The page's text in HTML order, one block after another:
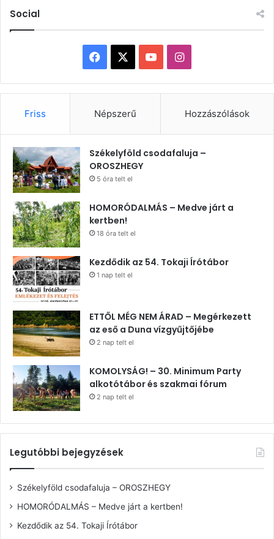
Social
Facebook YouTubeInstagram
Friss Népszerű Hozzászólások
Székelyföld csodafaluja –
OROSZHEGY
5 óra telt el
HOMORÓDALMÁS – Medve járt a
kertben!
18 óra telt el
Kezdődik az 54. Tokaji Írótábor
1 nap telt el
ETTŐL MÉG NEM ÁRAD – Megérkezett
az eső a Duna vízgyűjtőjébe
2 nap telt el
KOMOLYSÁG! – 30. Minimum Party
alkotótábor és szakmai fórum
2 nap telt el
Legutóbbi bejegyzések
Székelyföld csodafaluja – OROSZHEGY
HOMORÓDALMÁS – Medve járt a kertben!
Kezdődik az 54. Tokaji Írótábor